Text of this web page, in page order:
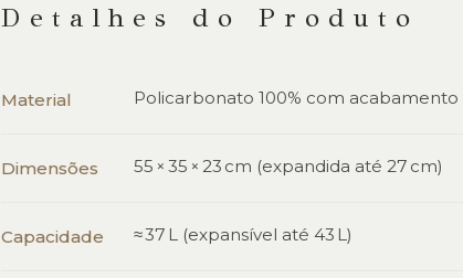
Detalhes do Produto
Material Policarbonato 100% com
Dimensões 55 × 35 × 23 cm (expandida até 27 cm)
Capacidade ≈ 37 L (expansível até 43 L)